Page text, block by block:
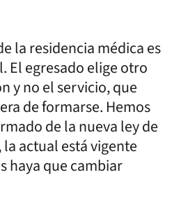
la residencia médica es
El egresado elige otro
y no el servicio, que
de formarse. Hemos
de la nueva ley de
actual está vigente
haya que cambiar